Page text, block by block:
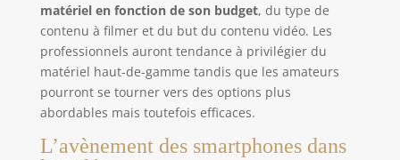
matériel en fonction de son budget, du type de
contenu à filmer et du but du contenu vidéo. Les
professionnels auront tendance à privilégier du
matériel haut-de-gamme tandis que les amateurs
pourront se tourner vers des options plus
abordables mais toutefois efficaces.
L’avènement des smartphones dans